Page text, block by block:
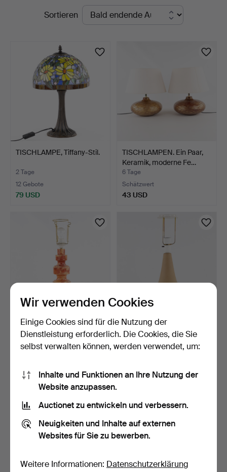
LaufendeSortieren
TISCHLAMPE, Tiffany-Stil.
2 Tage
12 Gebote
79 USD
TISCHLAMPEN. Ein Paar,
Keramik, moderne Fe…
6 Tage
Schätzwert
43 USD
TISCHLAMPE, Marmor,
Italien.
6 Tage
EINAR JOHANSEN.
Tischlampe, Steingut,
Söho…
6 Tage
Wir verwenden Cookies
Einige Cookies sind für die Nutzung der
Dienstleistung erforderlich. Die Cookies, die Sie
selbst verwalten können, werden verwendet, um:
Inhalte und Funktionen an Ihre Nutzung der
Website anzupassen.
Auctionet zu entwickeln und verbessern.
Neuigkeiten und Inhalte auf externen
Websites für Sie zu bewerben.
Weitere Informationen: Datenschutzerklärung